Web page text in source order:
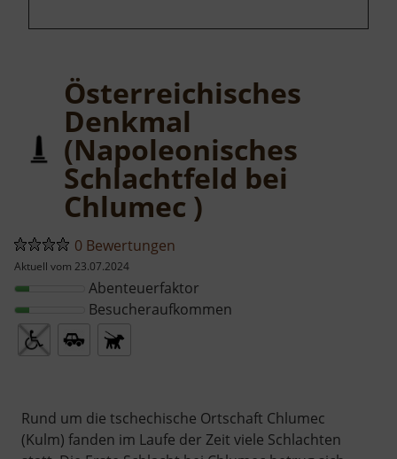
Österreichisches
Denkmal
(Napoleonisches
Schlachtfeld bei
Chlumec )
0 Bewertungen
Aktuell vom 23.07.2024
Abenteuerfaktor
Besucheraufkommen
Rund um die tschechische Ortschaft Chlumec
(Kulm) fanden im Laufe der Zeit viele Schlachten